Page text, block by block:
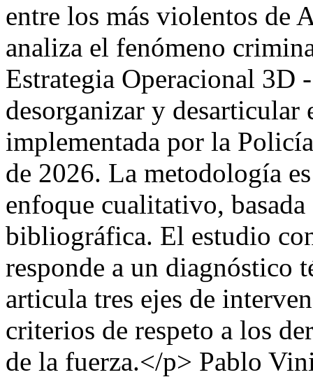
entre los más violentos de
analiza el fenómeno
Estrategia Operacional 3D
desorganizar y desarticular
implementada por la
de 2026. La metodología
enfoque cualitativo,
bibliográfica. El estudio
responde a un diagnóstico
articula tres ejes de
criterios de respeto a los
de la fuerza.</p> Pablo